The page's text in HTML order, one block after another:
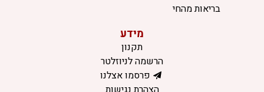
בריאות מהחי
מידע
תקנון
הרשמה לניוזלטר
פרסמו אצלנו